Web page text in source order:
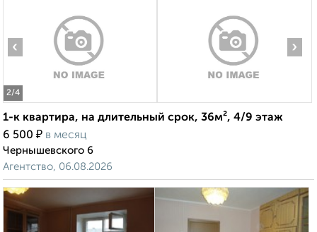
2/4
‹ ›
1-к квартира, на длительный срок, 36м², 4/9 этаж
6 500 ₽ в месяц
Чернышевского 6
Агентство, 06.08.2026